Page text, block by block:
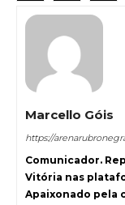
Marcello Góis
https://
Comunicador.
Vitória nas
Apaixonado pela